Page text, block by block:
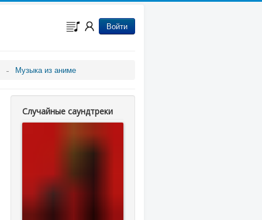
Войти
Музыка из аниме
Случайные саундтреки